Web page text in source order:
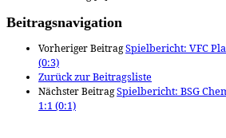
Beitragsnavigation
Vorheriger BeitragSpielbericht: VFC
(0:3)
Zurück zur Beitragsliste
Nächster BeitragSpielbericht: BSG
1:1 (0:1)